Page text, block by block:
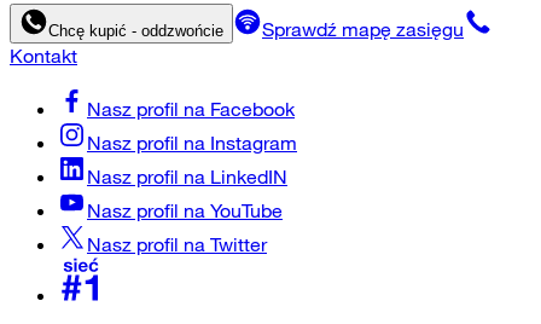
Chcę kupić - oddzwońcie
Sprawdź mapę zasięgu
Kontakt
Nasz profil na Facebook
Nasz profil na Instagram
Nasz profil na LinkedIN
Nasz profil na YouTube
Nasz profil na Twitter